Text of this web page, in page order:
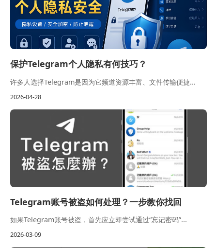
保护Telegram个人隐私有何技巧？
许多人选择Telegram是因为它频道资源丰富、文件传输便捷...
2026-04-28
Telegram账号被盗如何处理？一步教你找回
如果Telegram账号被盗，首先应立即尝试通过“忘记密码”...
2026-03-09